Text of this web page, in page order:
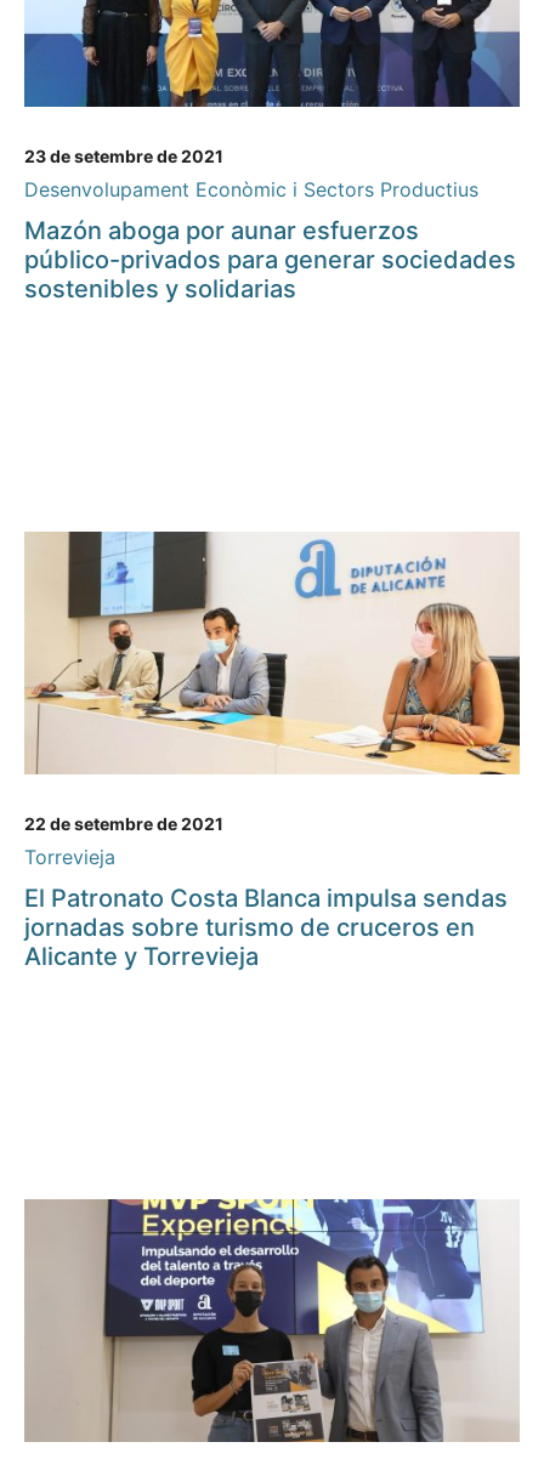
23 de setembre de 2021
Desenvolupament Econòmic i Sectors Productius
Mazón aboga por aunar esfuerzos
público-privados para generar sociedades
sostenibles y solidarias
22 de setembre de 2021
Torrevieja
El Patronato Costa Blanca impulsa sendas
jornadas sobre turismo de cruceros en
Alicante y Torrevieja